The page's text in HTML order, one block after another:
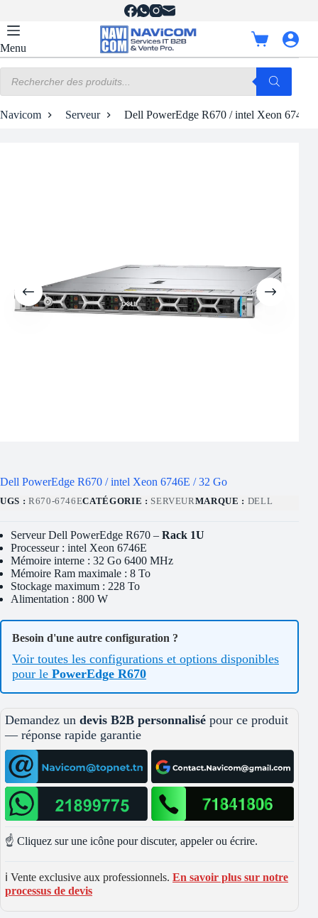
contenu
Menu
Panier
d’achat
produits
Navicom Serveur Dell PowerEdge R670 / intel Xeon 6746E
Dell PowerEdge R670 / intel Xeon 6746E / 32 Go
UGS : R670-6746ECATÉGORIE : SERVEURMARQUE : DELL
Serveur Dell PowerEdge R670 – Rack 1U
Processeur : intel Xeon 6746E
Mémoire interne : 32 Go 6400 MHz
Mémoire Ram maximale : 8 To
Stockage maximum : 228 To
Alimentation : 800 W
Besoin d'une autre configuration ?
Voir toutes les configurations et options disponibles
pour le PowerEdge R670
Demandez un devis B2B personnalisé pour ce produit
— réponse rapide garantie
☝️ Cliquez sur une icône pour discuter, appeler ou écrire.
ℹ️ Vente exclusive aux professionnels. En savoir plus sur notre
processus de devis